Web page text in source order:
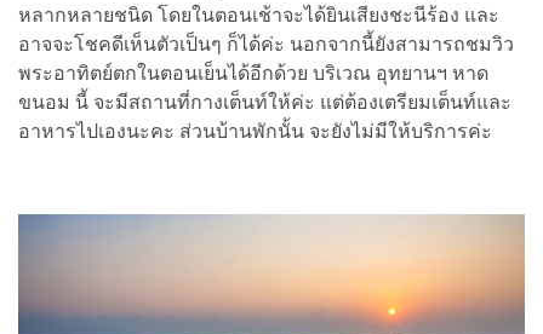
หลากหลายชนิด โดยในตอนเช้าจะได้ยินเสียงชะนีร้อง และ
อาจจะโชคดีเห็นตัวเป็นๆ ก็ได้ค่ะ นอกจากนี้ยังสามารถชมวิว
พระอาทิตย์ตกในตอนเย็นได้อีกด้วย บริเวณ อุทยานฯ หาด
ขนอม นี้ จะมีสถานที่กางเต็นท์ให้ค่ะ แต่ต้องเตรียมเต็นท์และ
อาหารไปเองนะคะ ส่วนบ้านพักนั้น จะยังไม่มีให้บริการค่ะ